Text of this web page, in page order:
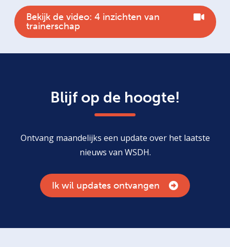
Bekijk de video: 4 inzichten van
trainerschap
Blijf op de hoogte!
Ontvang maandelijks een update over het laatste
nieuws van WSDH.
Ik wil updates ontvangen